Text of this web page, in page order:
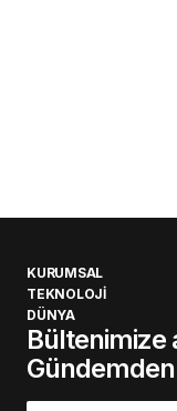
KURUMSAL
TEKNOLOJİ
DÜNYA
Bültenimize